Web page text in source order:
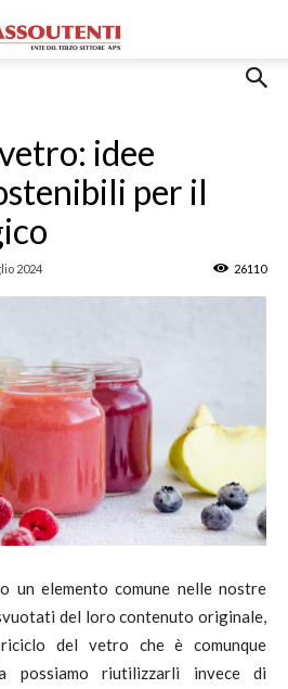
idee
per il
2024 26110
un elemento comune nelle nostre
del loro contenuto originale,
del vetro che è comunque
possiamo riutilizzarli invece di